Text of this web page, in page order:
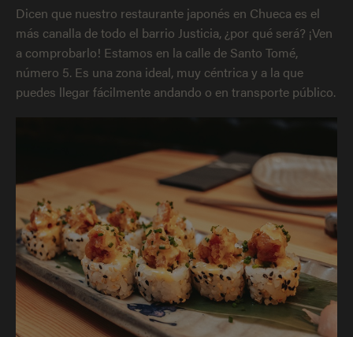
Dicen que nuestro restaurante japonés en Chueca es el
más canalla de todo el barrio Justicia, ¿por qué será? ¡Ven
a comprobarlo! Estamos en la calle de Santo Tomé,
número 5. Es una zona ideal, muy céntrica y a la que
puedes llegar fácilmente andando o en transporte público.